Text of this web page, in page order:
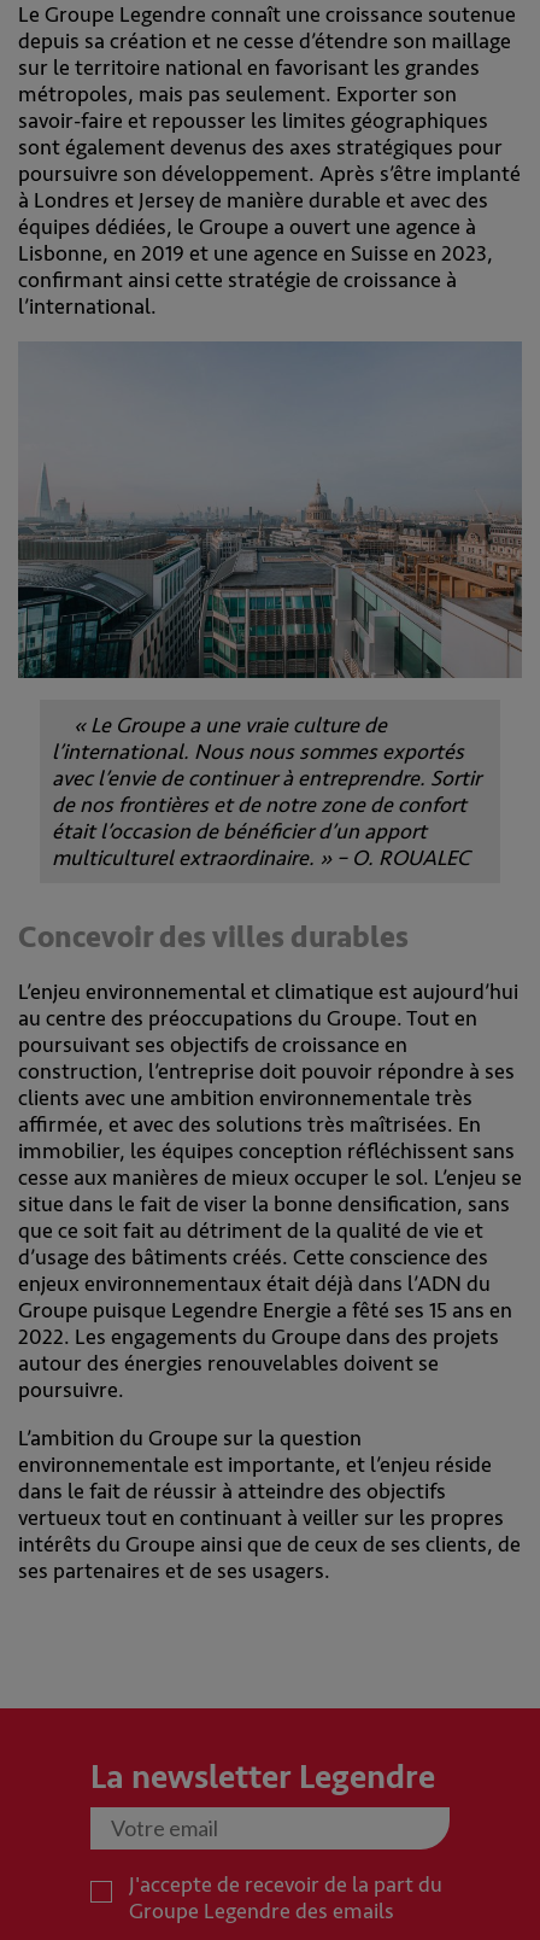
Le Groupe Legendre connaît une croissance soutenue
depuis sa création et ne cesse d’étendre son maillage
sur le territoire national en favorisant les grandes
métropoles, mais pas seulement. Exporter son
savoir-faire et repousser les limites géographiques
sont également devenus des axes stratégiques pour
poursuivre son développement. Après s’être implanté
à Londres et Jersey de manière durable et avec des
équipes dédiées, le Groupe a ouvert une agence à
Lisbonne, en 2019 et une agence en Suisse en 2023,
confirmant ainsi cette stratégie de croissance à
l’international.
« Le Groupe a une vraie culture de
l’international. Nous nous sommes exportés
avec l’envie de continuer à entreprendre. Sortir
de nos frontières et de notre zone de confort
était l’occasion de bénéficier d’un apport
multiculturel extraordinaire. » – O. ROUALEC
Concevoir des villes durables
L’enjeu environnemental et climatique est aujourd’hui
au centre des préoccupations du Groupe. Tout en
poursuivant ses objectifs de croissance en
construction, l’entreprise doit pouvoir répondre à ses
clients avec une ambition environnementale très
affirmée, et avec des solutions très maîtrisées. En
immobilier, les équipes conception réfléchissent sans
cesse aux manières de mieux occuper le sol. L’enjeu se
situe dans le fait de viser la bonne densification, sans
que ce soit fait au détriment de la qualité de vie et
d’usage des bâtiments créés. Cette conscience des
enjeux environnementaux était déjà dans l’ADN du
Groupe puisque Legendre Energie a fêté ses 15 ans en
2022. Les engagements du Groupe dans des projets
autour des énergies renouvelables doivent se
poursuivre.
L’ambition du Groupe sur la question
environnementale est importante, et l’enjeu réside
dans le fait de réussir à atteindre des objectifs
vertueux tout en continuant à veiller sur les propres
intérêts du Groupe ainsi que de ceux de ses clients, de
ses partenaires et de ses usagers.
La newsletter Legendre
J'accepte de recevoir de la part du
Groupe Legendre des emails